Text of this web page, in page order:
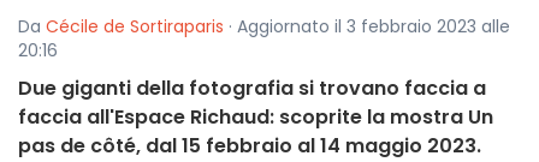
Da Cécile de Sortiraparis · Aggiornato il 3 febbraio 2023 alle
20:16
Due giganti della fotografia si trovano faccia a
faccia all'Espace Richaud: scoprite la mostra Un
pas de côté, dal 15 febbraio al 14 maggio 2023.